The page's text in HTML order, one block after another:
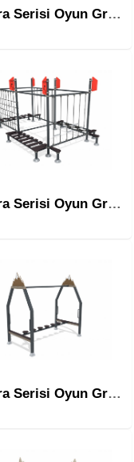
Macera Serisi Oyun Grubu Mac-1008
Macera Serisi Oyun Grubu Mac-1102
Macera Serisi Oyun Grubu Mac-2001